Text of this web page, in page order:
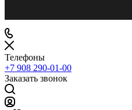
Телефоны
+7 908 290-01-00
Заказать звонок